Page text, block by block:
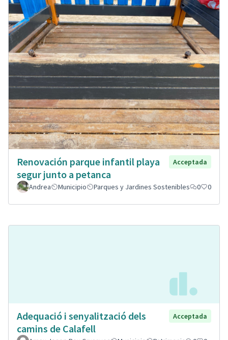
Renovación parque infantil playa
segur junto a petanca
Acceptada
Andrea Municipio Parques y Jardines Sostenibles 0 0
Adequació i senyalització dels
camins de Calafell
Acceptada